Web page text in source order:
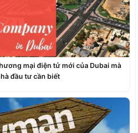
mại điện tử mới của Dubai mà
đầu tư cần biết